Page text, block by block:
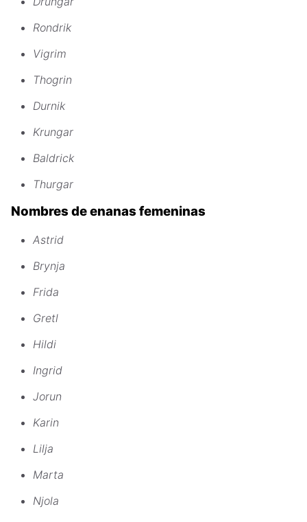
Rondrik
Vigrim
Thogrin
Durnik
Krungar
Baldrick
Thurgar
Nombres de enanas femeninas
Astrid
Brynja
Frida
Gretl
Hildi
Ingrid
Jorun
Karin
Lilja
Marta
Njola